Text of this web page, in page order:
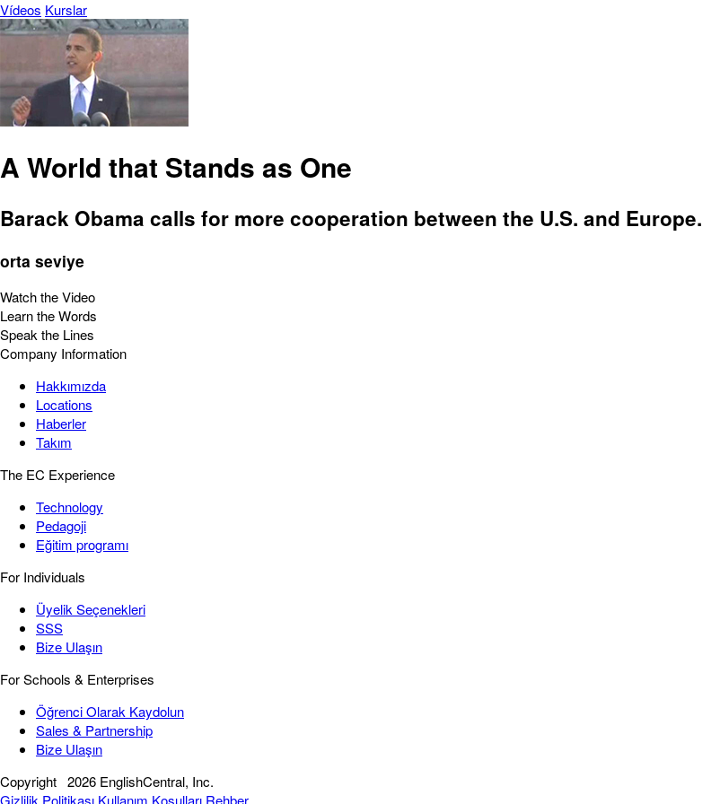
Vídeos Kurslar
A World that Stands as One
Barack Obama calls for more cooperation between the U.S. and Europe.
orta seviye
Watch the Video
Learn the Words
Speak the Lines
Company Information
Hakkımızda
Locations
Haberler
Takım
The EC Experience
Technology
Pedagoji
Eğitim programı
For Individuals
Üyelik Seçenekleri
SSS
Bize Ulaşın
For Schools & Enterprises
Öğrenci Olarak Kaydolun
Sales & Partnership
Bize Ulaşın
Copyright 2026 EnglishCentral, Inc.